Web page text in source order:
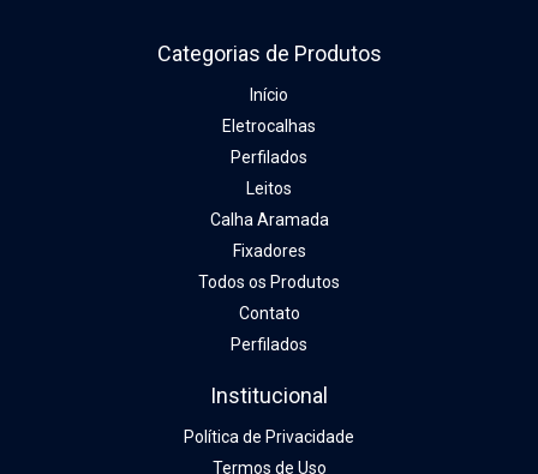
Categorias de Produtos
Início
Eletrocalhas
Perfilados
Leitos
Calha Aramada
Fixadores
Todos os Produtos
Contato
Perfilados
Institucional
Política de Privacidade
Termos de Uso